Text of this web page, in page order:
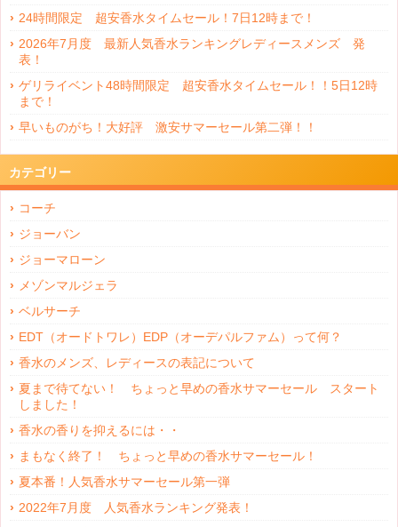
24時間限定 超安香水タイムセール！7日12時まで！
2026年7月度 最新人気香水ランキングレディースメンズ 発
表！
ゲリライベント48時間限定 超安香水タイムセール！！5日12時
まで！
早いものがち！大好評 激安サマーセール第二弾！！
カテゴリー
コーチ
ジョーバン
ジョーマローン
メゾンマルジェラ
ベルサーチ
EDT（オードトワレ）EDP（オーデパルファム）って何？
香水のメンズ、レディースの表記について
夏まで待てない！ ちょっと早めの香水サマーセール スタート
しました！
香水の香りを抑えるには・・
まもなく終了！ ちょっと早めの香水サマーセール！
夏本番！人気香水サマーセール第一弾
2022年7月度 人気香水ランキング発表！